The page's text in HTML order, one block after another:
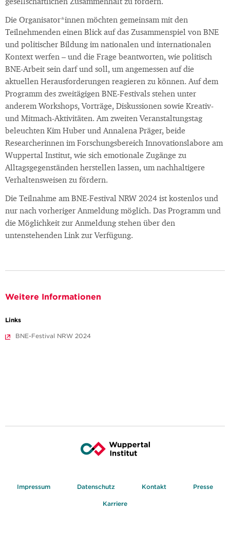
gesellschaftlichen Zusammenhalt zu fördern.
Die Organisator*innen möchten gemeinsam mit den
Teilnehmenden einen Blick auf das Zusammenspiel von BNE
und politischer Bildung im nationalen und internationalen
Kontext werfen – und die Frage beantworten, wie politisch
BNE-Arbeit sein darf und soll, um angemessen auf die
aktuellen Herausforderungen reagieren zu können. Auf dem
Programm des zweitägigen BNE-Festivals stehen unter
anderem Workshops, Vorträge, Diskussionen sowie Kreativ-
und Mitmach-Aktivitäten. Am zweiten Veranstaltungstag
beleuchten Kim Huber und Annalena Präger, beide
Researcherinnen im Forschungsbereich Innovationslabore am
Wuppertal Institut, wie sich emotionale Zugänge zu
Alltagsgegenständen herstellen lassen, um nachhaltigere
Verhaltensweisen zu fördern.
Die Teilnahme am BNE-Festival NRW 2024 ist kostenlos und
nur nach vorheriger Anmeldung möglich. Das Programm und
die Möglichkeit zur Anmeldung stehen über den
untenstehenden Link zur Verfügung.
Weitere Informationen
Links
BNE-Festival NRW 2024
Impressum Datenschutz Kontakt Presse
Karriere